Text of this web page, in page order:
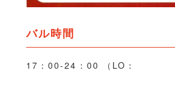
バル時間
17：00-24：00 （LO：